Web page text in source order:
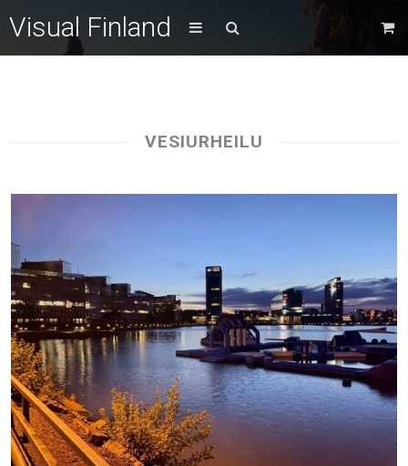
Visual Finland
VESIURHEILU